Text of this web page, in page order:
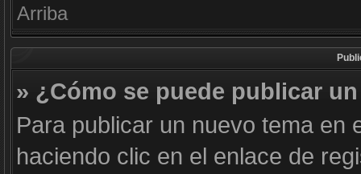
Arriba
» ¿Cómo se puede publicar
Para publicar un nuevo tema en
haciendo clic en el enlace de